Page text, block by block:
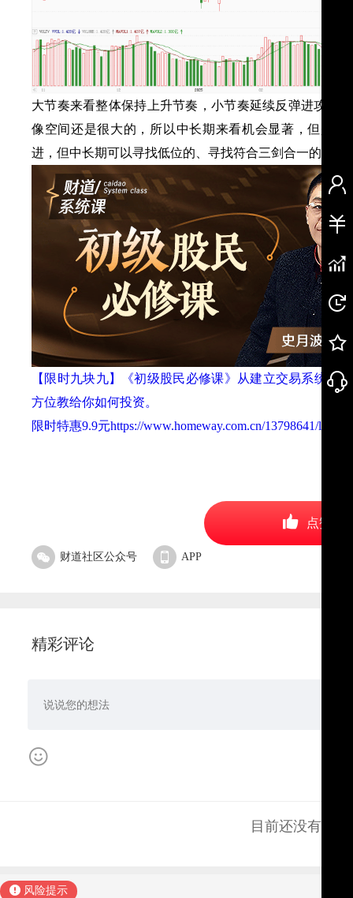
大节奏来看整体保持上升节奏，小节奏延续反弹进攻仍
像空间还是很大的，所以中长期来看机会显著，但是
进，但中长期可以寻找低位的、寻找符合三剑合一的标的
【限时九块九】《初级股民必修课》从建立交易系
方位教给你如何投资。
限时特惠9.9元https://www.homeway.com.cn/13798641/
点赞
财道社区公众号 APP
精彩评论
目前还没有评论
风险提示